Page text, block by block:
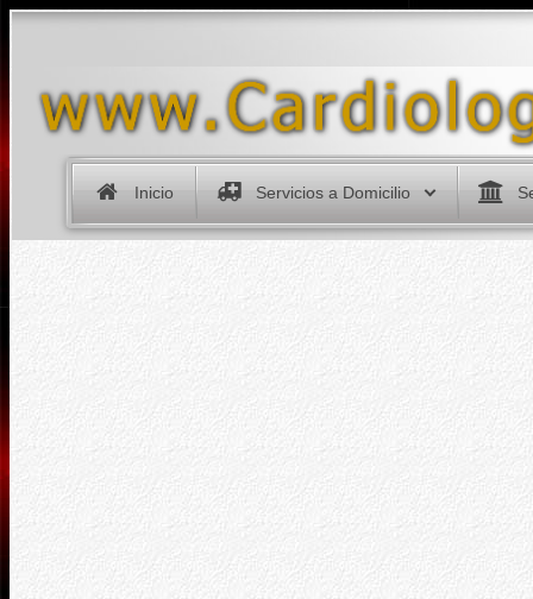
Inicio Servicios a Domicilio